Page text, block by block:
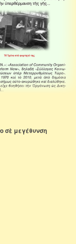
σὲ μεγέθυνση